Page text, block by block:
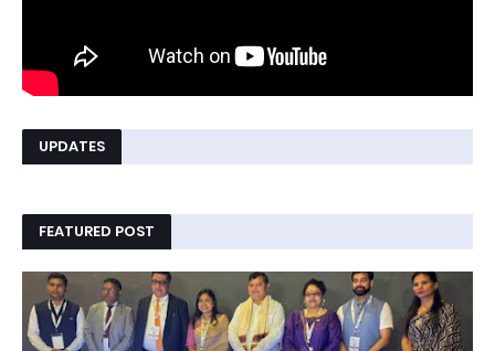
UPDATES
FEATURED POST